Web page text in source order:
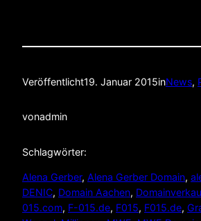
Veröffentlicht19. Januar 2015inNews,
vonadmin
Schlagwörter:
Alena Gerber, Alena Gerber Domain,
DENIC, Domain Aachen,
015.com, F-015.de, F015, F015.de,